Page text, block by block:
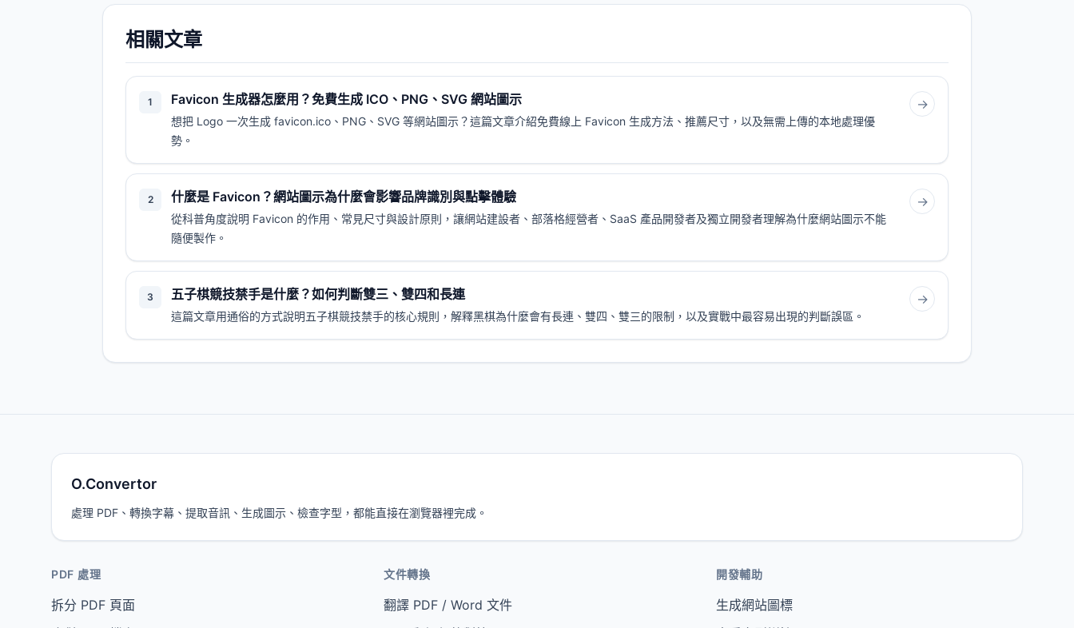
相關文章
1 Favicon 生成器怎麼用？免費生成 ICO、PNG、SVG 網站圖示
想把 Logo 一次生成 favicon.ico、PNG、SVG 等網站圖示？這篇文章介紹免費線上 Favicon 生成方法、推薦尺寸，以及無需上傳的本地處理優
勢。
→
2 什麼是 Favicon？網站圖示為什麼會影響品牌識別與點擊體驗
從科普角度說明 Favicon 的作用、常見尺寸與設計原則，讓網站建設者、部落格經營者、SaaS 產品開發者及獨立開發者理解為什麼網站圖示不能
隨便製作。
→
3 五子棋競技禁手是什麼？如何判斷雙三、雙四和長連
這篇文章用通俗的方式說明五子棋競技禁手的核心規則，解釋黑棋為什麼會有長連、雙四、雙三的限制，以及實戰中最容易出現的判斷誤區。
→
O.Convertor
處理 PDF、轉換字幕、提取音訊、生成圖示、檢查字型，都能直接在瀏覽器裡完成。
PDF 處理
拆分 PDF 頁面
文件轉換
翻譯 PDF / Word 文件
開發輔助
生成網站圖標